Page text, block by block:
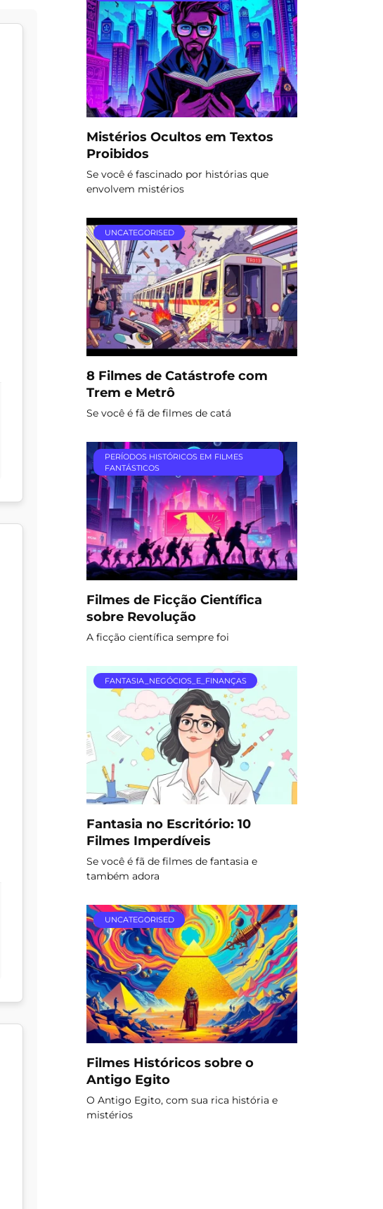
Mistérios Ocultos em Textos
Proibidos
Se você é fascinado por histórias que
envolvem mistérios
UNCATEGORISED
8 Filmes de Catástrofe com
Trem e Metrô
Se você é fã de filmes de catá
PERÍODOS HISTÓRICOS EM FILMES
FANTÁSTICOS
Filmes de Ficção Científica
sobre Revolução
A ficção científica sempre foi
FANTASIA_NEGÓCIOS_E_FINANÇAS
Fantasia no Escritório: 10
Filmes Imperdíveis
Se você é fã de filmes de fantasia e
também adora
UNCATEGORISED
Filmes Históricos sobre o
Antigo Egito
O Antigo Egito, com sua rica história e
mistérios